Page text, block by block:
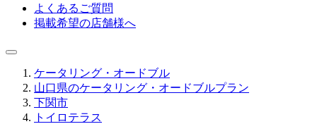
よくあるご質問
掲載希望の店舗様へ
ケータリング・オードブル
山口県のケータリング・オードブルプラン
下関市
トイロテラス